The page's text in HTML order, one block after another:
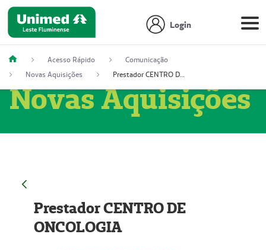
Login
Acesso Rápido
Comunicação
Novas Aquisições
Prestador CENTRO DE ONCOLOGIA
Novas Aquisições
Prestador CENTRO DE
ONCOLOGIA